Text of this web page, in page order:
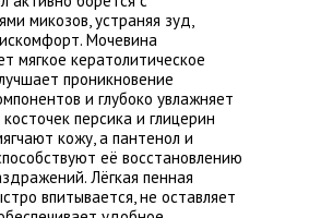
микозов, устраняя зуд,
Мочевина
мягкое кератолитическое
проникновение
и глубоко увлажняет
персика и глицерин
кожу, а пантенол и
её восстановлению
Лёгкая пенная
впитывается, не оставляет